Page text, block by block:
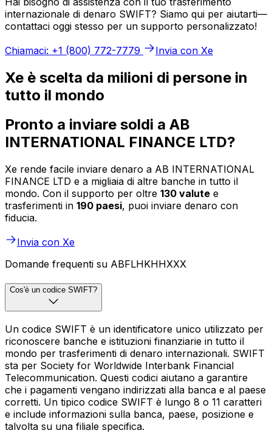
internazionale di denaro SWIFT? Siamo qui per aiutarti—
contattaci oggi stesso per un supporto personalizzato!
Chiamaci: +1 (800) 772-7779
Invia con Xe
Xe è scelta da milioni di persone in
tutto il mondo
Pronto a inviare soldi a AB
INTERNATIONAL FINANCE LTD?
Xe rende facile inviare denaro a AB INTERNATIONAL
FINANCE LTD e a migliaia di altre banche in tutto il
mondo. Con il supporto per oltre 130 valute e
trasferimenti in 190 paesi, puoi inviare denaro con
fiducia.
Invia con Xe
Domande frequenti su ABFLHKHHXXX
Cos'è un codice SWIFT?
Un codice SWIFT è un identificatore unico utilizzato per
riconoscere banche e istituzioni finanziarie in tutto il
mondo per trasferimenti di denaro internazionali. SWIFT
sta per Society for Worldwide Interbank Financial
Telecommunication. Questi codici aiutano a garantire
che i pagamenti vengano indirizzati alla banca e al paese
corretti. Un tipico codice SWIFT è lungo 8 o 11 caratteri
e include informazioni sulla banca, paese, posizione e
talvolta su una filiale specifica.